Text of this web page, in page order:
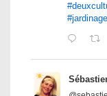
#jardinage